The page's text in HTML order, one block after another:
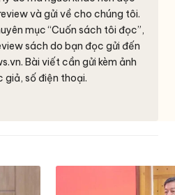
và gửi về cho chúng tôi.
mục “Cuốn sách tôi đọc”,
sách do bạn đọc gửi đến
Bài viết cần gửi kèm ảnh
giả, số điện thoại.